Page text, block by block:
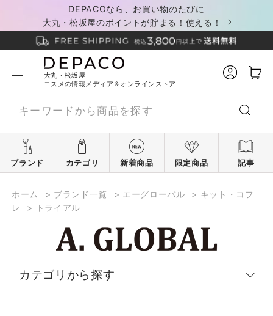
DEPACOなら、お買い物のたびに
大丸・松坂屋のポイントが貯まる！使える！
大丸・松坂屋
コスメの情報メディア＆オンラインストア
ブランド カテゴリ 新着商品 限定商品 記事
ホーム > ブランド一覧 > エーグローバル > キット・コフ
レ
> トライアル
カテゴリから探す